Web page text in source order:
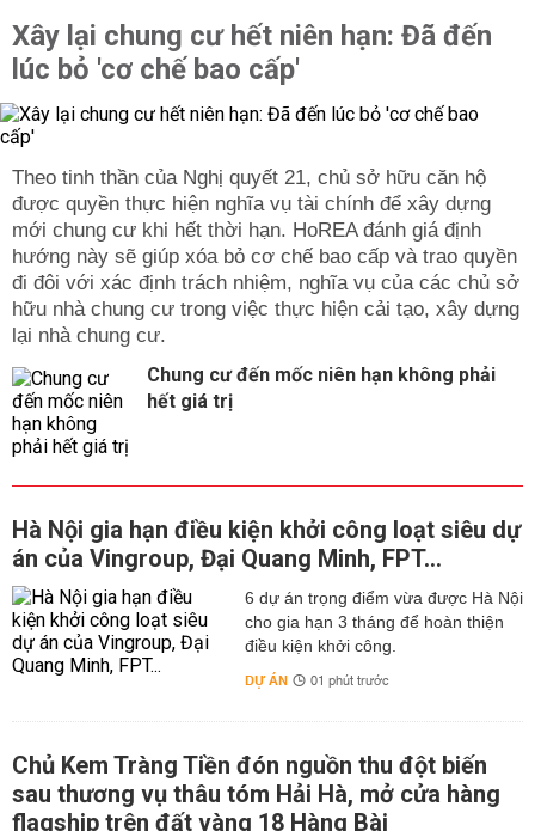
Xây lại chung cư hết niên hạn: Đã đến
lúc bỏ 'cơ chế bao cấp'
Theo tinh thần của Nghị quyết 21, chủ sở hữu căn hộ
được quyền thực hiện nghĩa vụ tài chính để xây dựng
mới chung cư khi hết thời hạn. HoREA đánh giá định
hướng này sẽ giúp xóa bỏ cơ chế bao cấp và trao quyền
đi đôi với xác định trách nhiệm, nghĩa vụ của các chủ sở
hữu nhà chung cư trong việc thực hiện cải tạo, xây dựng
lại nhà chung cư.
Chung cư đến mốc niên hạn không phải
hết giá trị
Hà Nội gia hạn điều kiện khởi công loạt siêu dự
án của Vingroup, Đại Quang Minh, FPT...
6 dự án trọng điểm vừa được Hà Nội
cho gia hạn 3 tháng để hoàn thiện
điều kiện khởi công.
DỰ ÁN 01 phút trước
Chủ Kem Tràng Tiền đón nguồn thu đột biến
sau thương vụ thâu tóm Hải Hà, mở cửa hàng
flagship trên đất vàng 18 Hàng Bài